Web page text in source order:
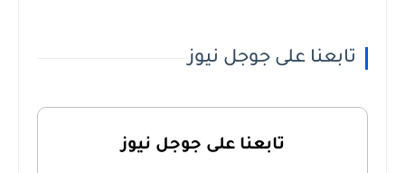
تابعنا على جوجل نيوز
تابعنا على جوجل نيوز